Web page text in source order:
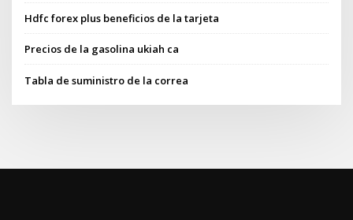
Hdfc forex plus beneficios de la tarjeta
Precios de la gasolina ukiah ca
Tabla de suministro de la correa